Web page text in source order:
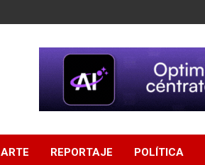
ARTE REPORTAJE POLÍTICA